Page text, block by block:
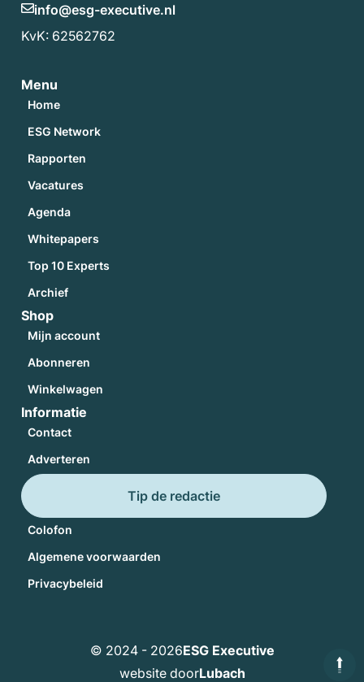
info@esg-executive.nl
KvK: 62562762
Menu
Home
ESG Network
Rapporten
Vacatures
Agenda
Whitepapers
Top 10 Experts
Archief
Shop
Mijn account
Abonneren
Winkelwagen
Informatie
Contact
Adverteren
Tip de redactie
Colofon
Algemene voorwaarden
Privacybeleid
© 2024 - 2026ESG Executive
website doorLubach